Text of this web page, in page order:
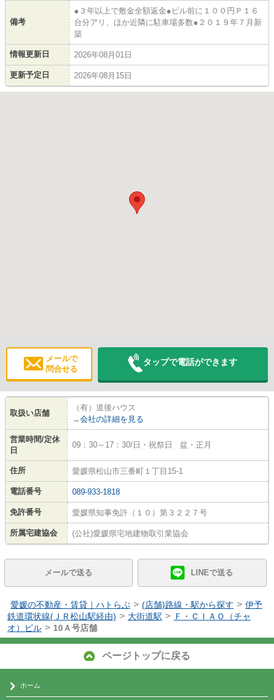
備考
●３年以上で敷金全額返金●ビル前に１００円Ｐ１６
台分アリ、ほか近隣に駐車場多数●２０１９年７月新
築
情報更新日 2026年08月01日
更新予定日 2026年08月15日
メールで
問合せる
タップで電話ができます
取扱い店舗
（有）道後ハウス
→ 会社の詳細を見る
営業時間/定休
日
09：30～17：30/日・祝祭日 盆・正月
住所 愛媛県松山市三番町１丁目15-1
電話番号 089-933-1818
免許番号 愛媛県知事免許（１０）第３２２７号
所属宅建協会 (公社)愛媛県宅地建物取引業協会
メールで送る LINEで送る
愛媛の不動産・賃貸｜ハトらぶ > (店舗)路線・駅から探す > 伊予
鉄道環状線(ＪＲ松山駅経由) > 大街道駅 > Ｆ・ＣＩＡＯ（チャ
オ）ビル > 10Ａ号店舗
ページトップに戻る
ホーム